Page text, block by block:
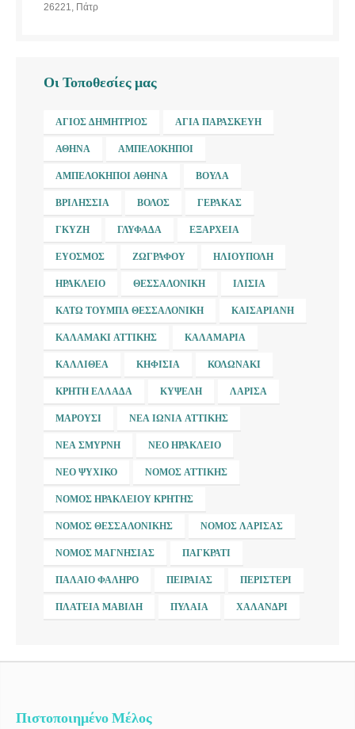
26221, Πάτρ
Οι Τοποθεσίες μας
ΆΓΙΟΣ ΔΗΜΉΤΡΙΟΣ ΑΓΊΑ ΠΑΡΑΣΚΕΥΉ
ΑΘΉΝΑ ΑΜΠΕΛΌΚΗΠΟΙ
ΑΜΠΕΛΌΚΗΠΟΙ ΑΘΉΝΑ ΒΟΎΛΑ
ΒΡΙΛΉΣΣΙΑ ΒΌΛΟΣ ΓΈΡΑΚΑΣ
ΓΚΎΖΗ ΓΛΥΦΆΔΑ ΕΞΆΡΧΕΙΑ
ΕΎΟΣΜΟΣ ΖΩΓΡΆΦΟΥ ΗΛΙΟΎΠΟΛΗ
ΗΡΆΚΛΕΙΟ ΘΕΣΣΑΛΟΝΊΚΗ ΙΛΊΣΙΑ
ΚΆΤΩ ΤΟΎΜΠΑ ΘΕΣΣΑΛΟΝΊΚΗ ΚΑΙΣΑΡΙΑΝΉ
ΚΑΛΑΜΆΚΙ ΑΤΤΙΚΉΣ ΚΑΛΑΜΑΡΙΆ
ΚΑΛΛΙΘΈΑ ΚΗΦΙΣΙΆ ΚΟΛΩΝΆΚΙ
ΚΡΉΤΗ ΕΛΛΆΔΑ ΚΥΨΈΛΗ ΛΆΡΙΣΑ
ΜΑΡΟΎΣΙ ΝΈΑ ΙΩΝΊΑ ΑΤΤΙΚΉΣ
ΝΈΑ ΣΜΎΡΝΗ ΝΈΟ ΗΡΆΚΛΕΙΟ
ΝΈΟ ΨΥΧΙΚΌ ΝΟΜΌΣ ΑΤΤΙΚΉΣ
ΝΟΜΌΣ ΗΡΑΚΛΕΊΟΥ ΚΡΉΤΗΣ
ΝΟΜΌΣ ΘΕΣΣΑΛΟΝΊΚΗΣ ΝΟΜΌΣ ΛΆΡΙΣΑΣ
ΝΟΜΌΣ ΜΑΓΝΗΣΊΑΣ ΠΑΓΚΡΆΤΙ
ΠΑΛΑΙΌ ΦΆΛΗΡΟ ΠΕΙΡΑΙΆΣ ΠΕΡΙΣΤΈΡΙ
ΠΛΑΤΕΊΑ ΜΑΒΊΛΗ ΠΥΛΑΊΑ ΧΑΛΆΝΔΡΙ
Πιστοποιημένο Μέλος